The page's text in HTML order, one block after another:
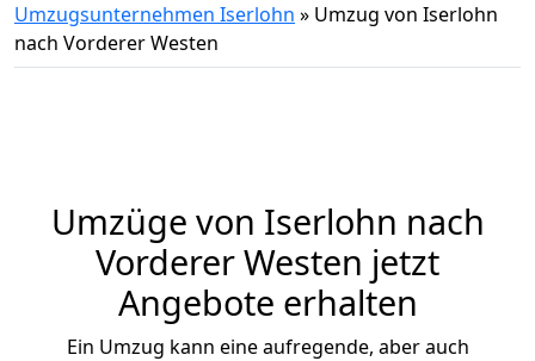
Umzugsunternehmen Iserlohn » Umzug von Iserlohn
nach Vorderer Westen
Umzüge von Iserlohn nach
Vorderer Westen jetzt
Angebote erhalten
Ein Umzug kann eine aufregende, aber auch